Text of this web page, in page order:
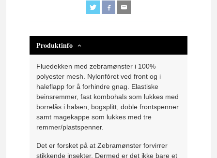
Produktinfo
Fluedekken med zebramønster i 100%
polyester mesh. Nylonfóret ved front og i
haleflapp for å forhindre gnag. Elastiske
beinsremmer, fast kombohals som lukkes med
borrelås i halsen, bogsplitt, doble frontspenner
samt magekappe som lukkes med tre
remmer/plastspenner.
Det er forsket på at Zebramønster forvirrer
stikkende insekter. Dermed er det ikke bare et